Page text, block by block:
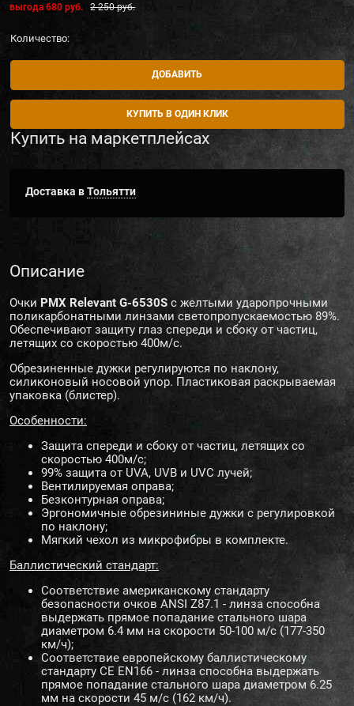
2 250 руб.
выгода 680 руб.
Количество:
ДОБАВИТЬ
КУПИТЬ В ОДИН КЛИК
Купить на маркетплейсах
Доставка вТольятти
Описание
Очки PMX Relevant G-6530S c желтыми ударопрочными
поликарбонатными линзами светопропускаемостью 89%.
Обеспечивают защиту глаз спереди и сбоку от частиц,
летящих со скоростью 400м/с.
Обрезиненные дужки регулируются по наклону,
силиконовый носовой упор. Пластиковая раскрываемая
упаковка (блистер).
Особенности:
Защита спереди и сбоку от частиц, летящих со
скоростью 400м/с;
99% защита от UVA, UVB и UVC лучей;
Вентилируемая оправа;
Безконтурная оправа;
Эргономичные обрезининые дужки с регулировкой
по наклону;
Мягкий чехол из микрофибры в комплекте.
Баллистический стандарт:
Соответствие американскому стандарту
безопасности очков ANSI Z87.1 - линза способна
выдержать прямое попадание стального шара
диаметром 6.4 мм на скорости 50-100 м/с (177-350
км/ч);
Соответствие европейскому баллистическому
стандарту CE EN166 - линза способна выдержать
прямое попадание стального шара диаметром 6.25
мм на скорости 45 м/с (162 км/ч).